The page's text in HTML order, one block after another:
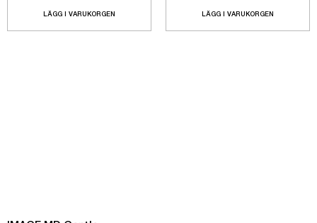
LÄGG I VARUKORGEN LÄGG I VARUKORGEN